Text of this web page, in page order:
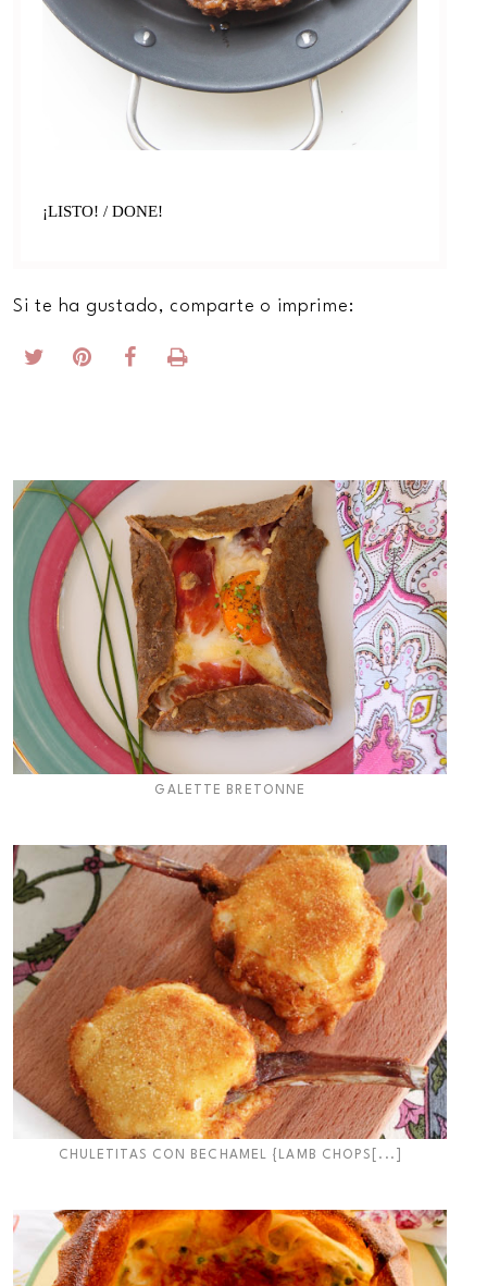
¡LISTO! / DONE!
Si te ha gustado, comparte o imprime:
GALETTE BRETONNE
CHULETITAS CON BECHAMEL {LAMB CHOPS[...]